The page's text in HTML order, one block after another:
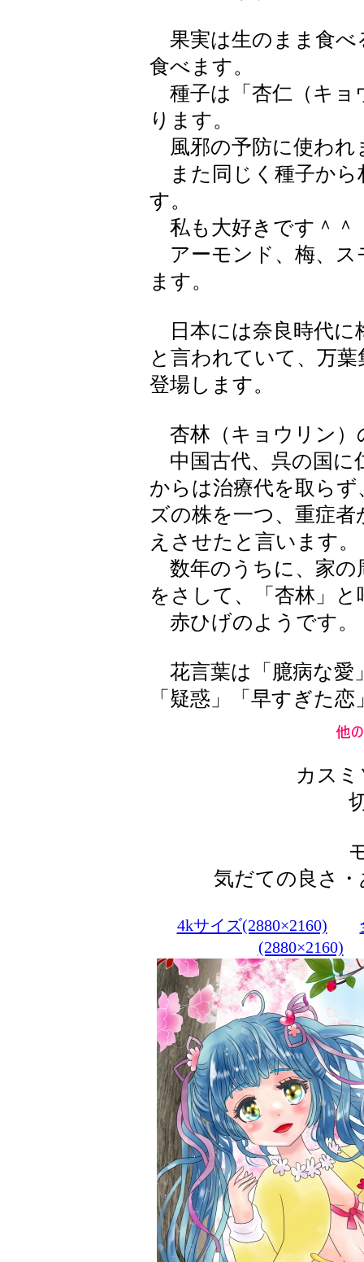
果実は生のまま食べ
食べます。
種子は「杏仁（キョ
ります。
風邪の予防に使われ
また同じく種子から
す。
私も大好きです＾＾
アーモンド、梅、ス
ます。
日本には奈良時代に
と言われていて、万
登場します。
杏林（キョウリン）
中国古代、呉の国に
からは治療代を取ら
ズの株を一つ、重症
えさせたと言います。
数年のうちに、家の
をさして、「杏林」
赤ひげのようです。
花言葉は「臆病な愛
「疑惑」「早すぎた
カス
気だての良さ
4kサイズ(2880×2160)
(2880×2160)